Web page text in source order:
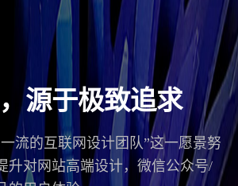
源于极致追求
流的互联网设计团队”这一愿景努
升对网站高端设计，微信公众号/